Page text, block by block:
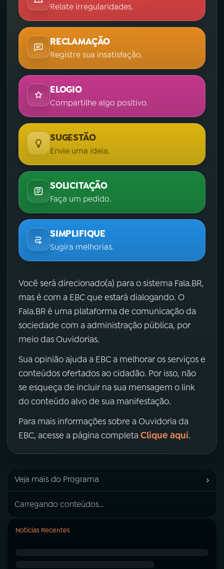
Relate irregularidades.
RECLAMAÇÃO
Registre sua insatisfação.
ELOGIO
Compartilhe algo positivo.
SUGESTÃO
Envie uma ideia.
SOLICITAÇÃO
Faça um pedido.
SIMPLIFIQUE
Sugira melhorias.
Você será direcionado(a) para o sistema Fala.BR,
mas é com a EBC que estará dialogando. O
Fala.BR é uma plataforma de comunicação da
sociedade com a administração pública, por
meio das Ouvidorias.
Sua opinião ajuda a EBC a melhorar os serviços e
conteúdos ofertados ao cidadão. Por isso, não
se esqueça de incluir na sua mensagem o link
do conteúdo alvo de sua manifestação.
Para mais informações sobre a Ouvidoria da
EBC, acesse a página completa Clique aqui.
Veja mais do Programa ›
Carregando conteúdos...
Notícias Recentes